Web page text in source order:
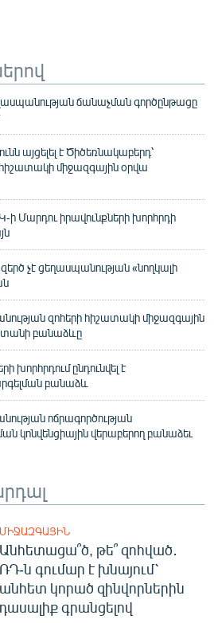
ճանաչման գործընթացը
այցելել է Ծիծեռնակաբերդ՝
միջազգային օրվա
Մարդու իրավունքների խորհրդի
չէ ցեղասպանության «նողկալի
զոհերի հիշատակի միջազգային
բանաձևը
խորհրդում ընդունվել է
բանաձև
ոճրագործության
կոնվենցիային վերաբերող բանաձեւ
ՄԻՋԱԶԳԱՅԻՆ
Անհետացա՞ծ, թե՞ զոհված․
ՌԴ-ն գումար է խնայում՝
անհետ կորած զինվորներին
դասալիք գրանցելով